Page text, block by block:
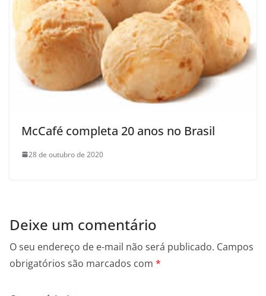
McCafé completa 20 anos no Brasil
28 de outubro de 2020
Deixe um comentário
O seu endereço de e-mail não será publicado. Campos
obrigatórios são marcados com *